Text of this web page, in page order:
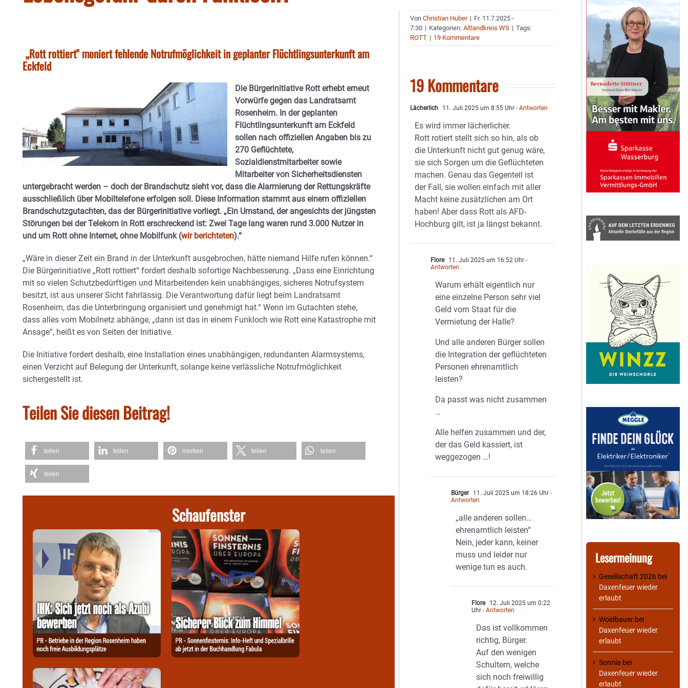
„Rott rottiert" moniert fehlende Notrufmöglichkeit in geplanter Flüchtlingsunterkunft am
Eckfeld
Die Bürgerinitiative Rott erhebt erneut
Vorwürfe gegen das Landratsamt
Rosenheim. In der geplanten
Flüchtlingsunterkunft am Eckfeld
sollen nach offiziellen Angaben bis zu
270 Geflüchtete,
Sozialdienstmitarbeiter sowie
Mitarbeiter von Sicherheitsdiensten
untergebracht werden – doch der Brandschutz sieht vor, dass die Alarmierung der Rettungskräfte
ausschließlich über Mobiltelefone erfolgen soll. Diese Information stammt aus einem offiziellen
Brandschutzgutachten, das der Bürgerinitiative vorliegt. „Ein Umstand, der angesichts der jüngsten
Störungen bei der Telekom in Rott erschreckend ist: Zwei Tage lang waren rund 3.000 Nutzer in
und um Rott ohne Internet, ohne Mobilfunk (wir berichteten).“
„Wäre in dieser Zeit ein Brand in der Unterkunft ausgebrochen, hätte niemand Hilfe rufen können.“
Die Bürgerinitiative „Rott rottiert“ fordert deshalb sofortige Nachbesserung. „Dass eine Einrichtung
mit so vielen Schutzbedürftigen und Mitarbeitenden kein unabhängiges, sicheres Notrufsystem
besitzt, ist aus unserer Sicht fahrlässig. Die Verantwortung dafür liegt beim Landratsamt
Rosenheim, das die Unterbringung organisiert und genehmigt hat.“ Wenn im Gutachten stehe,
dass alles vom Mobilnetz abhänge, „dann ist das in einem Funkloch wie Rott eine Katastrophe mit
Ansage“, heißt es von Seiten der Initiative.
Die Initiative fordert deshalb, eine Installation eines unabhängigen, redundanten Alarmsystems,
einen Verzicht auf Belegung der Unterkunft, solange keine verlässliche Notrufmöglichkeit
sichergestellt ist.
Teilen Sie diesen Beitrag!
teilen teilen merken teilen teilen
teilen
Schaufenster
VonChristian Huber | Fr. 11.7.2025 -
7:30 | Kategorien:Altlandkreis WS | Tags:
ROTT | 19 Kommentare
19 Kommentare
Lächerlich 11. Juli 2025 um 8:55 Uhr - Antworten
Es wird immer lächerlicher.
Rott rotiert stellt sich so hin, als ob
die Unterkunft nicht gut genug wäre,
sie sich Sorgen um die Geflüchteten
machen. Genau das Gegenteil ist
der Fall, sie wollen einfach mit aller
Macht keine zusätzlichen am Ort
haben! Aber dass Rott als AFD-
Hochburg gilt, ist ja längst bekannt.
Flore 11. Juli 2025 um 16:52 Uhr -
Antworten
Warum erhält eigentlich nur
eine einzelne Person sehr viel
Geld vom Staat für die
Vermietung der Halle?
Und alle anderen Bürger sollen
die Integration der geflüchteten
Personen ehrenamtlich
leisten?
Da passt was nicht zusammen
…
Alle helfen zusammen und der,
der das Geld kassiert, ist
weggezogen …!
Bürger 11. Juli 2025 um 18:26 Uhr -
Antworten
„alle anderen sollen…
ehrenamtlich leisten“
Nein, jeder kann, keiner
muss und leider nur
wenige tun es auch.
Flore
12. Juli 2025 um 0:22
Uhr - Antworten
Das ist vollkommen
richtig, Bürger.
Auf den wenigen
Schultern, welche
sich noch freiwillig
Lesermeinung
Gesellschaft 2026 bei
Daxenfeuer wieder
erlaubt
Woidbauer bei
Daxenfeuer wieder
erlaubt
Sonnia bei
Daxenfeuer wieder
erlaubt